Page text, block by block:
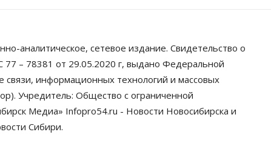
Жители Новосибирска смогут
добровольно повысить свою
пенсию
07 Августа 2026, 11:30
Общество
Деньгами будут распоряжаться
аналитическое, сетевое издание. Свидетельство о
– 78381 от 29.05.2020 г, выдано Федеральной
связи, информационных технологий и массовых
Учредитель: Общество с ограниченной
Медиа» Infopro54.ru - Новости Новосибирска и
Сибири.